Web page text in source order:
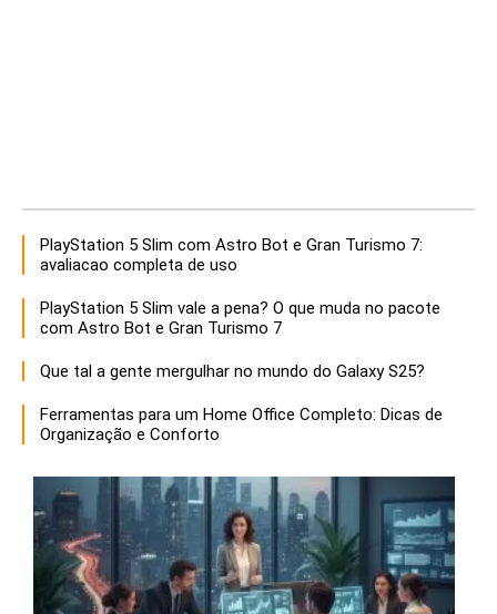
PlayStation 5 Slim com Astro Bot e Gran Turismo 7:
avaliacao completa de uso
PlayStation 5 Slim vale a pena? O que muda no pacote
com Astro Bot e Gran Turismo 7
Que tal a gente mergulhar no mundo do Galaxy S25?
Ferramentas para um Home Office Completo: Dicas de
Organização e Conforto